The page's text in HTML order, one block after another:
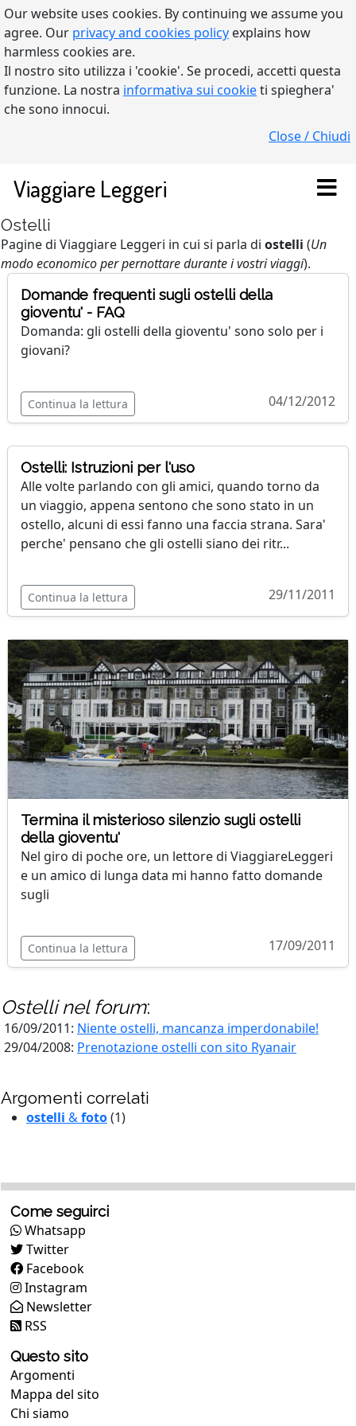
Our website uses cookies. By continuing we assume you
agree. Our privacy and cookies policy explains how
harmless cookies are.
Il nostro sito utilizza i 'cookie'. Se procedi, accetti questa
funzione. La nostra informativa sui cookieti spieghera'
che sono innocui.
Close / Chiudi
Viaggiare Leggeri
Ostelli
Pagine di Viaggiare Leggeri in cui si parla di ostelli (Un
modo economico per pernottare durante i vostri viaggi).
Domande frequenti sugli ostelli della
gioventu' - FAQ
Domanda: gli ostelli della gioventu' sono solo per i
giovani?
Continua la lettura 04/12/2012
Ostelli: Istruzioni per l'uso
Alle volte parlando con gli amici, quando torno da
un viaggio, appena sentono che sono stato in un
ostello, alcuni di essi fanno una faccia strana. Sara'
perche' pensano che gli ostelli siano dei ritr...
Continua la lettura 29/11/2011
Termina il misterioso silenzio sugli ostelli
della gioventu'
Nel giro di poche ore, un lettore di ViaggiareLeggeri
e un amico di lunga data mi hanno fatto domande
sugli
Continua la lettura 17/09/2011
Ostellinel forum:
16/09/2011: Niente ostelli, mancanza imperdonabile!
29/04/2008: Prenotazione ostelli con sito Ryanair
Argomenti correlati
ostelli &foto(1)
Come seguirci
Whatsapp
Twitter
Facebook
Instagram
Newsletter
RSS
Questo sito
Argomenti
Mappa del sito
Chi siamo